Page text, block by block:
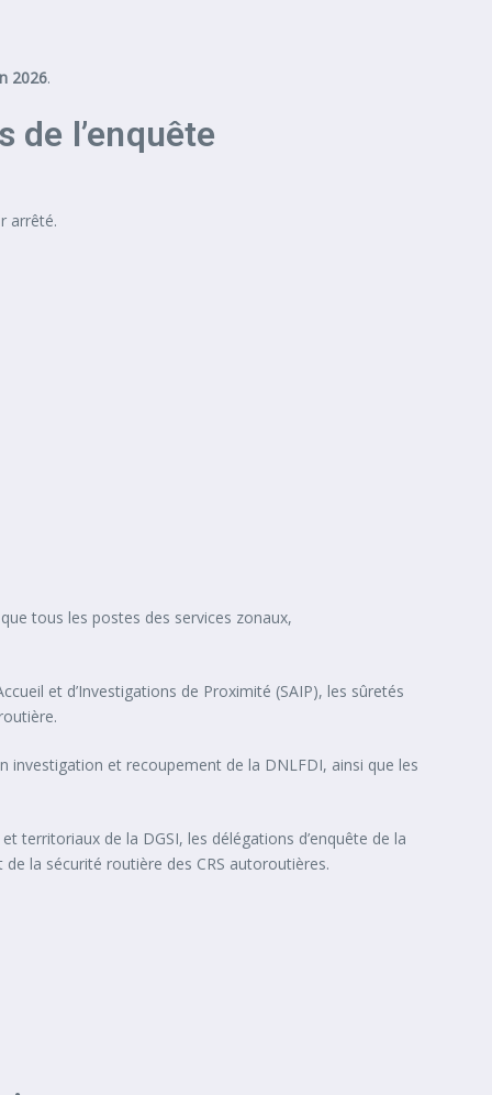
2026.
l’enquête
arrêté.
tous les postes des services zonaux,
et d’Investigations de Proximité (SAIP), les sûretés
et recoupement de la DNLFDI, ainsi que les
territoriaux de la DGSI, les délégations d’enquête de la
la sécurité routière des CRS autoroutières.